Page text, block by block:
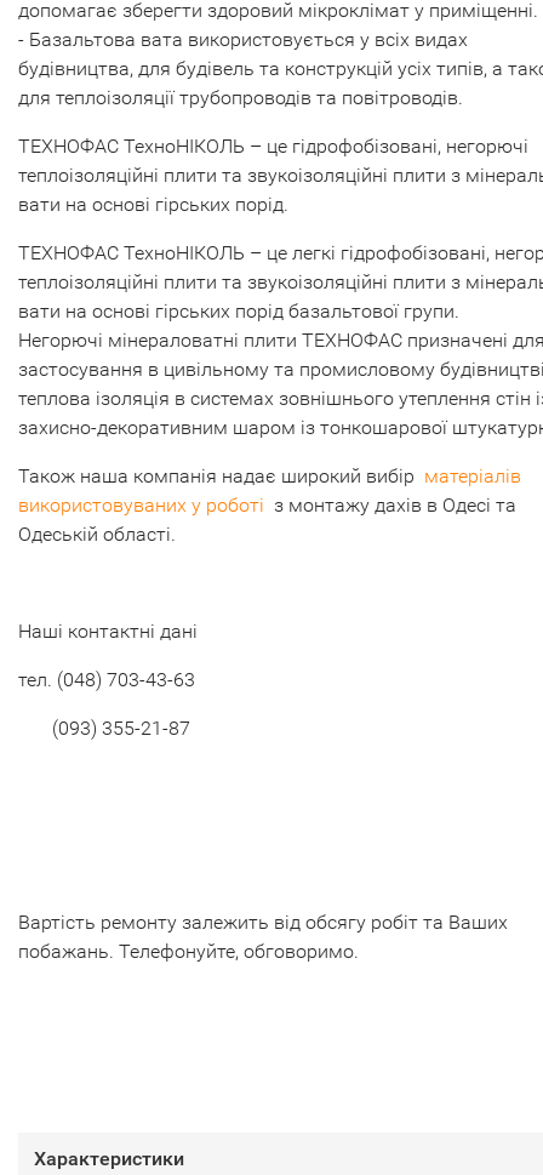
допомагає зберегти здоровий мікроклімат у приміщенні.
- Базальтова вата використовується у всіх видах
будівництва, для будівель та конструкцій усіх типів, а
для теплоізоляції трубопроводів та повітроводів.
ТЕХНОФАС ТехноНІКОЛЬ – це гідрофобізовані, негорючі
теплоізоляційні плити та звукоізоляційні плити з
вати на основі гірських порід.
ТЕХНОФАС ТехноНІКОЛЬ – це легкі гідрофобізовані,
теплоізоляційні плити та звукоізоляційні плити з
вати на основі гірських порід базальтової групи.
Негорючі мінераловатні плити ТЕХНОФАС призначені
застосування в цивільному та промисловому
теплова ізоляція в системах зовнішнього утеплення стін
захисно-декоративним шаром із тонкошарової
Також наша компанія надає широкий вибір матеріалів
використовуваних у роботі з монтажу дахів в Одесі та
Одеській області.
Наші контактні дані
тел. (048) 703-43-63
(093) 355-21-87
Вартість ремонту залежить від обсягу робіт та Ваших
побажань. Телефонуйте, обговоримо.
Характеристики